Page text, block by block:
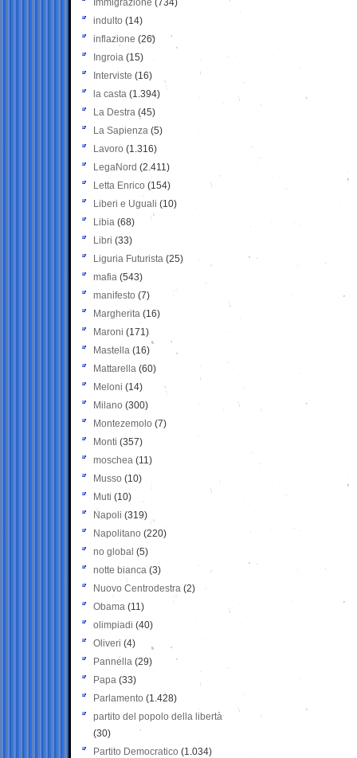
Immigrazione (734)
indulto (14)
inflazione (26)
Ingroia (15)
Interviste (16)
la casta (1.394)
La Destra (45)
La Sapienza (5)
Lavoro (1.316)
LegaNord (2.411)
Letta Enrico (154)
Liberi e Uguali (10)
Libia (68)
Libri (33)
Liguria Futurista (25)
mafia (543)
manifesto (7)
Margherita (16)
Maroni (171)
Mastella (16)
Mattarella (60)
Meloni (14)
Milano (300)
Montezemolo (7)
Monti (357)
moschea (11)
Musso (10)
Muti (10)
Napoli (319)
Napolitano (220)
no global (5)
notte bianca (3)
Nuovo Centrodestra (2)
Obama (11)
olimpiadi (40)
Oliveri (4)
Pannella (29)
Papa (33)
Parlamento (1.428)
partito del popolo della libertà
(30)
Partito Democratico (1.034)